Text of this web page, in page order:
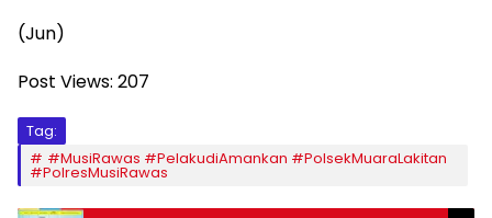
(Jun)
Post Views: 207
Tag:
#MusiRawas #PelakudiAmankan #PolsekMuaraLakitan
#PolresMusiRawas